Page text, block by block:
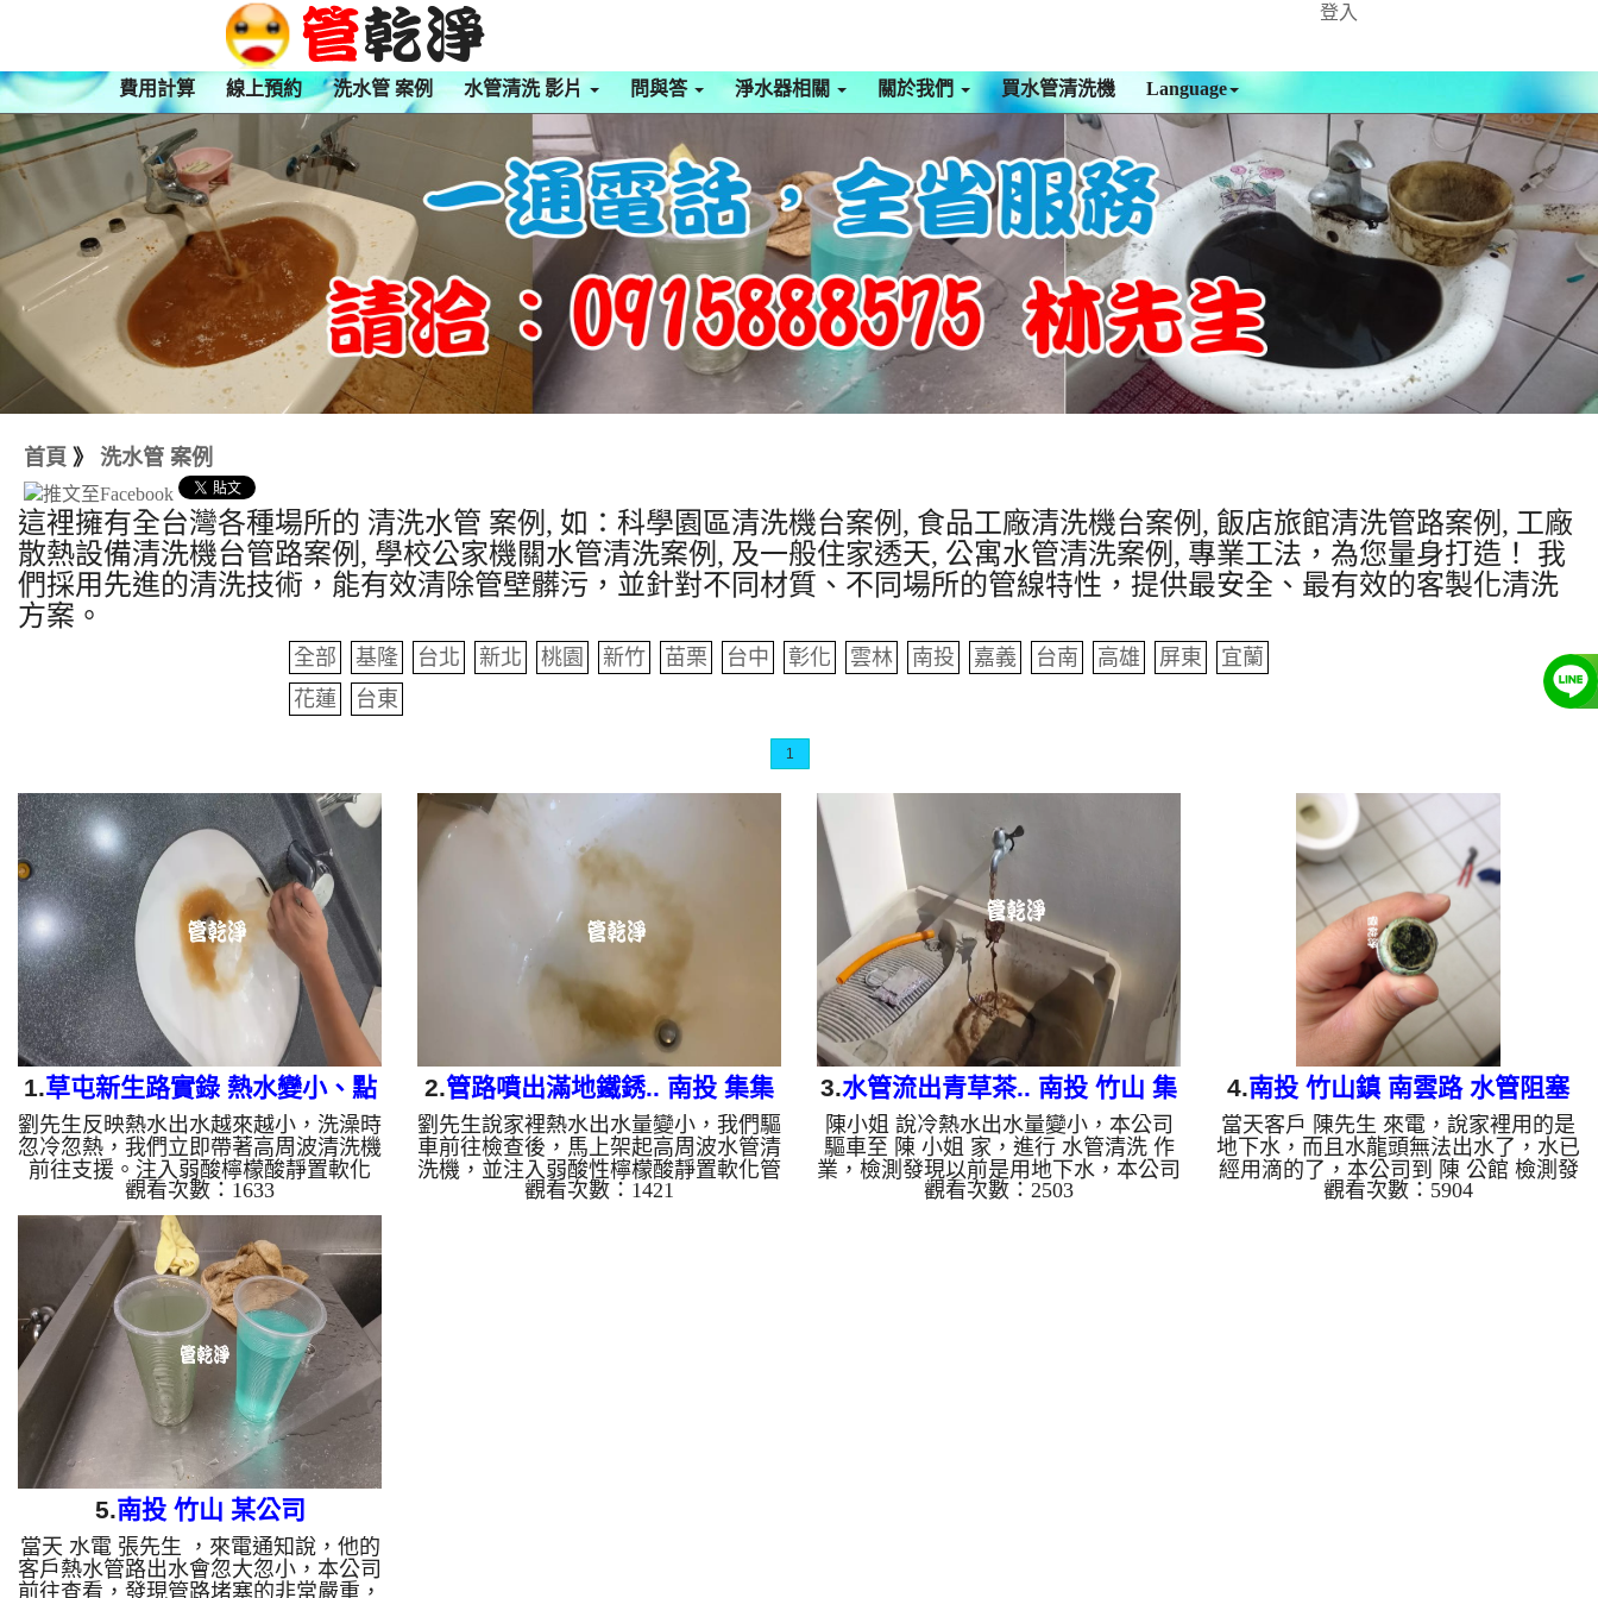
登入
費用計算 線上預約 洗水管 案例 水管清洗 影片 問與答 淨水器相關 關於我們 買水管清洗機 Language
首頁 》 洗水管 案例
這裡擁有全台灣各種場所的 清洗水管 案例, 如：科學園區清洗機台案例, 食品工廠清洗機台案例, 飯店旅館清洗管路案例, 工廠
散熱設備清洗機台管路案例, 學校公家機關水管清洗案例, 及一般住家透天, 公寓水管清洗案例, 專業工法，為您量身打造！ 我
們採用先進的清洗技術，能有效清除管壁髒污，並針對不同材質、不同場所的管線特性，提供最安全、最有效的客製化清洗
方案。
全部 基隆 台北 新北 桃園 新竹 苗栗 台中 彰化 雲林 南投 嘉義 台南 高雄 屏東
宜蘭
花蓮
台東
1
1.草屯新生路實錄 熱水變小、點
不著火？水管裡全是 陳年鐵鏽
劉先生反映熱水出水越來越小，洗澡時
忽冷忽熱，我們立即帶著高周波清洗機
前往支援。注入弱酸檸檬酸靜置軟化
後，螺旋脈衝一啟動，龍頭瞬間噴出黃
水！顏色越來越深，經過兩小時努力，
熱水出水量終於恢復。 為什麼水管需
要定期「大掃除」？ 單靠水壓帶不走
管壁陳年汙垢。不同的水質顏色，反映
了不同的居家隱患： 棕色（鐵
鏽）： 管線老化徵兆。 黑色（氧化
錳）： 常見於地下水源。 綠色（銅
綠）： 銅合金接頭氧化。 乳白（生物
膜）： 細菌黏液滋生的警訊...
觀看次數：1633
2.管路噴出滿地鐵銹.. 南投 集集
明水路 水管清洗
劉先生說家裡熱水出水量變小，我們驅
車前往檢查後，馬上架起高周波水管清
洗機，並注入弱酸性檸檬酸靜置軟化管
垢。 不出所料，螺旋波模式一啟動，
觀看次數：1421
3.水管流出青草茶.. 南投 竹山 集
山路 水管清洗
陳小姐 說冷熱水出水量變小，本公司
驅車至 陳 小姐 家，進行 水管清洗 作
業，檢測發現以前是用地下水，本公司
裝設 高周波水管清洗機，注入 檸檬酸
觀看次數：2503
4.南投 竹山鎮 南雲路 水管阻塞
當天客戶 陳先生 來電，說家裡用的是
地下水，而且水龍頭無法出水了，水已
經用滴的了，本公司到 陳 公館 檢測發
現，挖哩勒 這個過濾頭都發霉了，嚇
觀看次數：5904
5.南投 竹山 某公司
當天 水電 張先生 ，來電通知說，他的
客戶熱水管路出水會忽大忽小，本公司
前往查看，發現管路堵塞的非常嚴重，